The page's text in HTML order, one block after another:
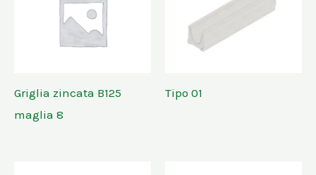
Griglia zincata B125
maglia 8
Tipo 01